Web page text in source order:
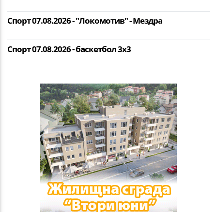
Спорт 07.08.2026 - "Локомотив" - Мездра
Спорт 07.08.2026 - баскетбол 3х3